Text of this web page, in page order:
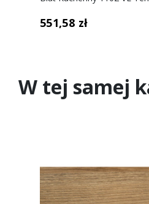
551,58 zł
W tej samej